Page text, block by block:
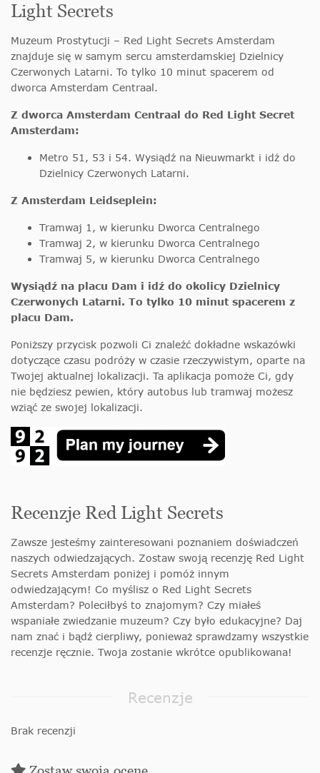
Light Secrets
Muzeum Prostytucji – Red Light Secrets Amsterdam
znajduje się w samym sercu amsterdamskiej Dzielnicy
Czerwonych Latarni. To tylko 10 minut spacerem od
dworca Amsterdam Centraal.
Z dworca Amsterdam Centraal do Red Light Secret
Amsterdam:
Metro 51, 53 i 54. Wysiądź na Nieuwmarkt i idź do
Dzielnicy Czerwonych Latarni.
Z Amsterdam Leidseplein:
Tramwaj 1, w kierunku Dworca Centralnego
Tramwaj 2, w kierunku Dworca Centralnego
Tramwaj 5, w kierunku Dworca Centralnego
Wysiądź na placu Dam i idź do okolicy Dzielnicy
Czerwonych Latarni. To tylko 10 minut spacerem z
placu Dam.
Poniższy przycisk pozwoli Ci znaleźć dokładne wskazówki
dotyczące czasu podróży w czasie rzeczywistym, oparte na
Twojej aktualnej lokalizacji. Ta aplikacja pomoże Ci, gdy
nie będziesz pewien, który autobus lub tramwaj możesz
wziąć ze swojej lokalizacji.
Recenzje Red Light Secrets
Zawsze jesteśmy zainteresowani poznaniem doświadczeń
naszych odwiedzających. Zostaw swoją recenzję Red Light
Secrets Amsterdam poniżej i pomóż innym
odwiedzającym! Co myślisz o Red Light Secrets
Amsterdam? Poleciłbyś to znajomym? Czy miałeś
wspaniałe zwiedzanie muzeum? Czy było edukacyjne? Daj
nam znać i bądź cierpliwy, ponieważ sprawdzamy wszystkie
recenzje ręcznie. Twoja zostanie wkrótce opublikowana!
Recenzje
Brak recenzji